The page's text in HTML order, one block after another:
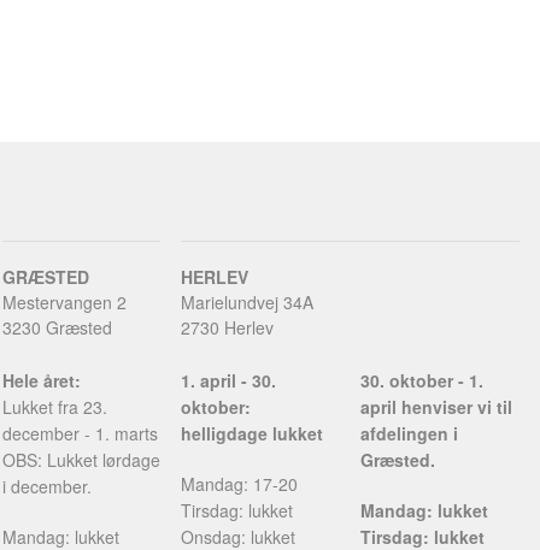
GRÆSTED
Mestervangen 2
3230 Græsted
HERLEV
Marielundvej 34A
2730 Herlev
Hele året:
Lukket fra 23.
december - 1. marts
OBS: Lukket lørdage
i december.
Mandag: lukket
1. april - 30.
oktober:
helligdage lukket
Mandag: 17-20
Tirsdag: lukket
Onsdag: lukket
30. oktober - 1.
april henviser vi til
afdelingen i
Græsted.
Mandag: lukket
Tirsdag: lukket